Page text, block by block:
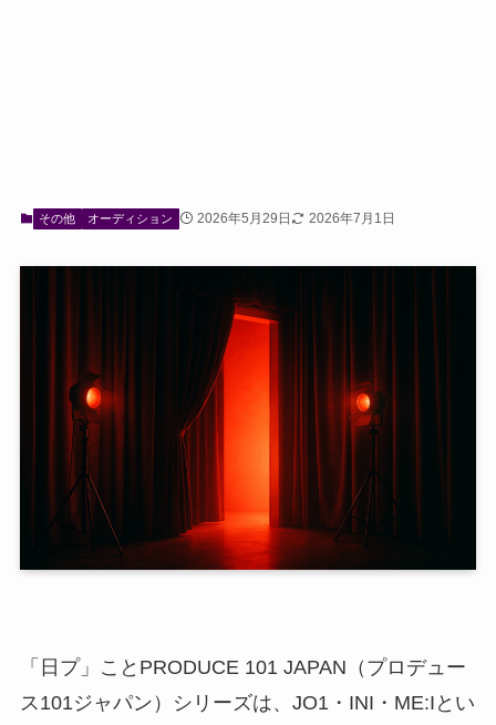
その他 オーディション 2026年5月29日 2026年7月1日
「日プ」ことPRODUCE 101 JAPAN（プロデュー
ス101ジャパン）シリーズは、JO1・INI・ME:Iとい